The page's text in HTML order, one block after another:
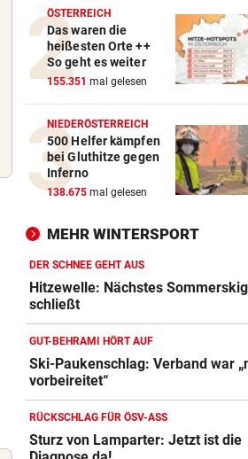
ÖSTERREICH
Das waren die
heißesten Orte ++
So geht es weiter
155.351 mal gelesen
NIEDERÖSTERREICH
500 Helfer kämpfen
bei Gluthitze gegen
Inferno
138.675 mal gelesen
MEHR WINTERSPORT
DER SCHNEE GEHT AUS
Hitzewelle: Nächstes
schließt
GUT-BEHRAMI HÖRT AUF
Ski-Paukenschlag: Verband war
vorbeireitet“
RÜCKSCHLAG FÜR ÖSV-ASS
Sturz von Lamparter: Jetzt ist die
Action-Cam Vergleich
ZUM VERGLEICH
Crosstrainer Vergleich